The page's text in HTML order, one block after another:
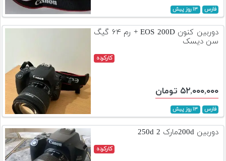
فارس ۱۳ روز پیش
دوربین کنون EOS 200D + رم ۶۴ گیگ
سن دیسک
کارکرده
۵۲,۰۰۰,۰۰۰ تومان
فارس ۱۳ روز پیش
دوربین 200dمارک 2 250d
کارکرده